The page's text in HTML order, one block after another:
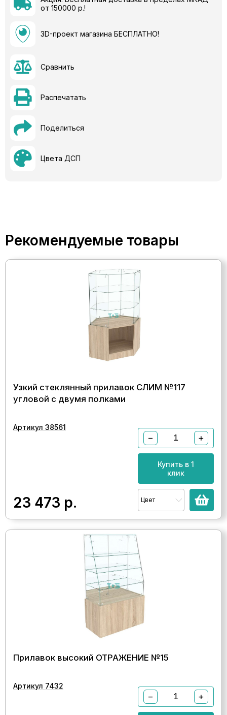
от 150000 р.!
3D-проект магазина БЕСПЛАТНО!
Сравнить
Распечатать
Поделиться
Цвета ДСП
Рекомендуемые товары
Узкий стеклянный прилавок СЛИМ №117
угловой с двумя полками
Артикул 38561
23 473 р.
− +
Купить в 1
клик
Цвет
Прилавок высокий ОТРАЖЕНИЕ №15
Артикул 7432
− +